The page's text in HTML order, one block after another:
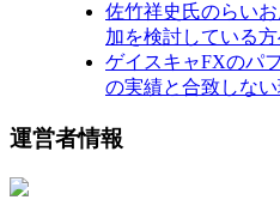
佐竹祥史氏のらい
加を検討している
ゲイスキャFXのパ
の実績と合致しない
運営者情報